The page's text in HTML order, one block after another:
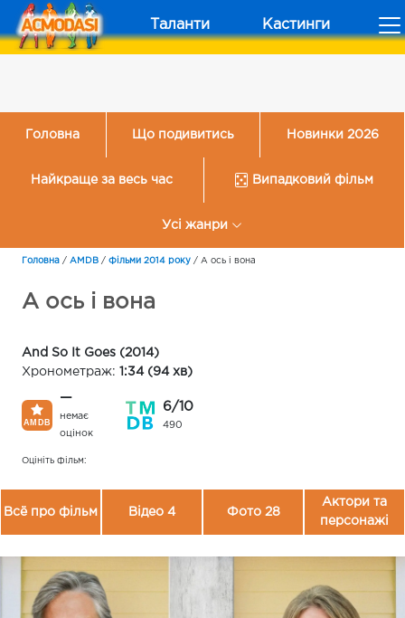
Таланти Кастинги
Головна Що подивитись Новинки 2026
Найкраще за весь час Випадковий фільм
Усі жанри
Головна / AMDB / Фільми 2014 року / А ось і вона
А ось і вона
And So It Goes (2014)
Хронометраж: 1:34 (94 хв)
—
немає
оцінок
6/10
490
Оцініть фільм:
Всё про фільм Відео 4 Фото 28
Актори та
персонажі